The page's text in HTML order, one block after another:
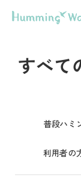
すべて
普段ハミ
利用者の